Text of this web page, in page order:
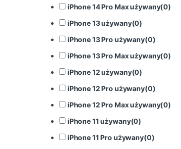
iPhone 14 Pro Max używany(0)
iPhone 13 używany(0)
iPhone 13 Pro używany(0)
iPhone 13 Pro Max używany(0)
iPhone 12 używany(0)
iPhone 12 Pro używany(0)
iPhone 12 Pro Max używany(0)
iPhone 11 używany(0)
iPhone 11 Pro używany(0)